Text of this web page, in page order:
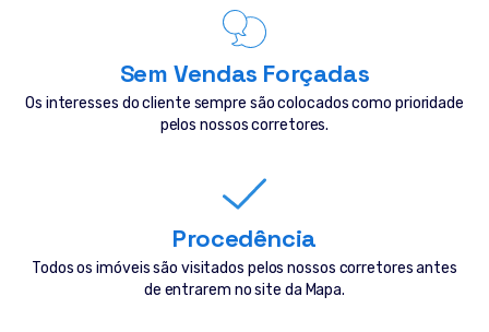
Sem Vendas Forçadas
Os interesses do cliente sempre são colocados como prioridade
pelos nossos corretores.
Procedência
Todos os imóveis são visitados pelos nossos corretores antes
de entrarem no site da Mapa.